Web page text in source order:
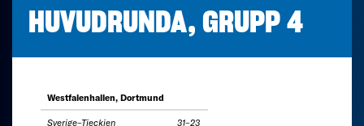
HUVUDRUNDA, GRUPP 4
Westfalenhallen, Dortmund
Sverige–Tjeckien 31–23